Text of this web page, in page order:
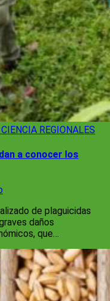
CIENCIA REGIONALES
a conocer los
de plaguicidas
daños
que…